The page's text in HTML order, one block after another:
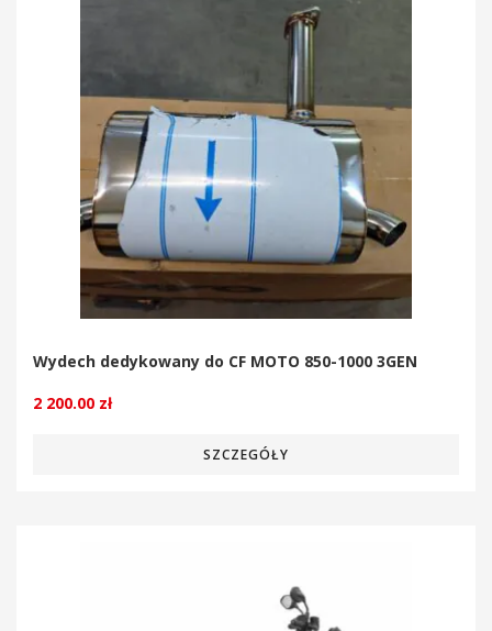
Wydech dedykowany do CF MOTO 850-1000 3GEN
2 200.00 zł
SZCZEGÓŁY